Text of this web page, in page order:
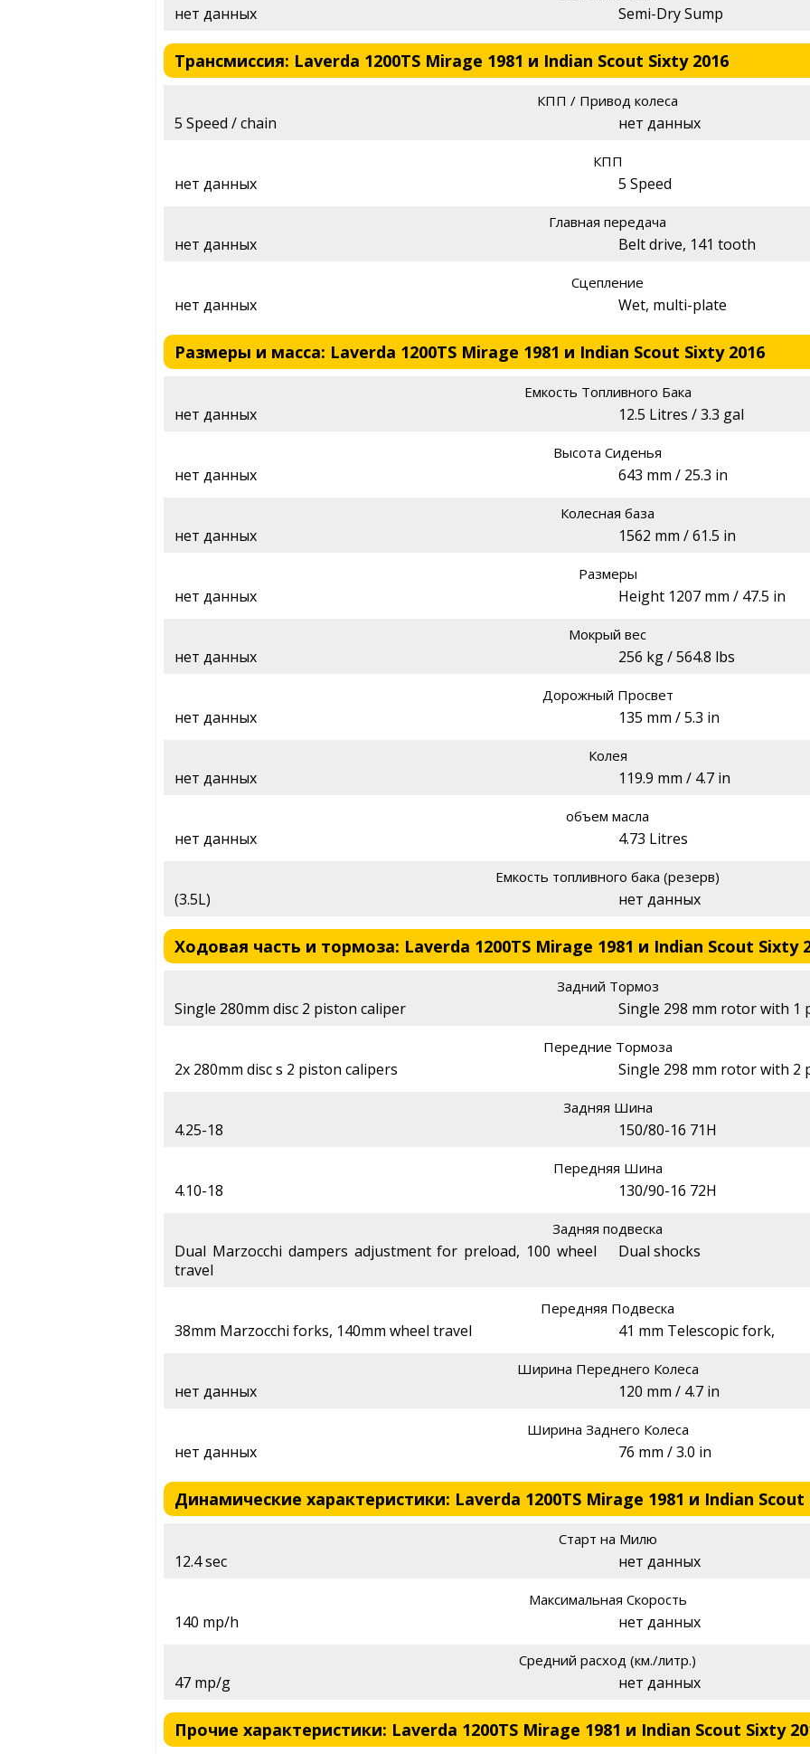
нет данных Semi-Dry Sump
Трансмиссия: Laverda 1200TS Mirage 1981 и Indian Scout Sixty 2016
КПП / Привод колеса
5 Speed / chain нет данных
КПП
нет данных 5 Speed
Главная передача
нет данных Belt drive, 141 tooth
Сцепление
нет данных Wet, multi-plate
Размеры и масса: Laverda 1200TS Mirage 1981 и Indian Scout Sixty 2016
Емкость Топливного Бака
нет данных 12.5 Litres / 3.3 gal
Высота Сиденья
нет данных 643 mm / 25.3 in
Колесная база
нет данных 1562 mm / 61.5 in
Размеры
нет данных Height 1207 mm / 47.5 in
Мокрый вес
нет данных 256 kg / 564.8 lbs
Дорожный Просвет
нет данных 135 mm / 5.3 in
Колея
нет данных 119.9 mm / 4.7 in
объем масла
нет данных 4.73 Litres
Емкость топливного бака (резерв)
(3.5L) нет данных
Ходовая часть и тормоза: Laverda 1200TS Mirage 1981 и Indian Scout Sixty
Задний Тормоз
Single 280mm disc 2 piston caliper Single 298 mm rotor with 1
Передние Тормоза
2x 280mm disc s 2 piston calipers Single 298 mm rotor with 2
Задняя Шина
4.25-18 150/80-16 71H
Передняя Шина
4.10-18 130/90-16 72H
Задняя подвеска
Dual Marzocchi dampers adjustment for preload, 100 wheel
travel
Dual shocks
Передняя Подвеска
38mm Marzocchi forks, 140mm wheel travel 41 mm Telescopic fork,
Ширина Переднего Колеса
нет данных 120 mm / 4.7 in
Ширина Заднего Колеса
нет данных 76 mm / 3.0 in
Динамические характеристики: Laverda 1200TS Mirage 1981 и Indian Scout
Старт на Милю
12.4 sec нет данных
Максимальная Скорость
140 mp/h нет данных
Средний расход (км./литр.)
47 mp/g нет данных
Прочие характеристики: Laverda 1200TS Mirage 1981 и Indian Scout Sixty